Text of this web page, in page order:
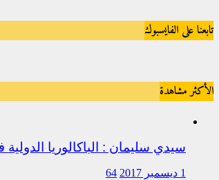
تابعنا على الفايسبوك
الأكثر مشاهدة
سيدي سليمان : الباكالوريا
1 ديسمبر 2017 64